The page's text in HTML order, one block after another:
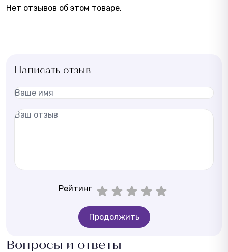
Нет отзывов об этом товаре.
Написать отзыв
Рейтинг
Продолжить
Вопросы и ответы